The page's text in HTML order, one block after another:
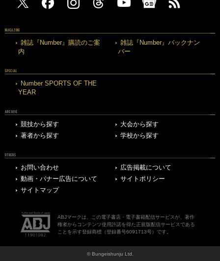
MAGAZINE
雑誌『Number』購読のご案
内
雑誌『Number』バックナン
バー
SPECIAL
Number SPORTS OF THE
YEAR
ARCHIVE
競技から探す
大会から探す
著者から探す
学校から探す
OTHERS
お問い合わせ
広告掲載について
動画・バナー広告について
サイトポリシー
サイトマップ
ABJマークは、この電子書店・電子書籍配信サービスが、著作
権者からコンテンツ使用許諾を得た正規版配信サービスである
ことを示す登録商標（登録番号6091713号）です。
© Bungeishunju Ltd.